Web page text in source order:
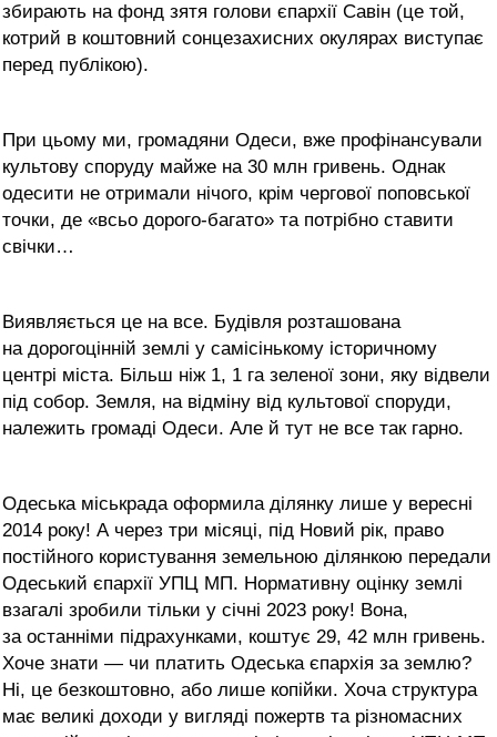
збирають на фонд зятя голови єпархії Савін (це той,
котрий в коштовний сонцезахисних окулярах виступає
перед публікою).
При цьому ми, громадяни Одеси, вже профінансували
культову споруду майже на 30 млн гривень. Однак
одесити не отримали нічого, крім чергової поповської
точки, де «всьо дорого-багато» та потрібно ставити
свічки…
Виявляється це на все. Будівля розташована
на дорогоцінній землі у самісінькому історичному
центрі міста. Більш ніж 1, 1 га зеленої зони, яку відвели
під собор. Земля, на відміну від культової споруди,
належить громаді Одеси. Але й тут не все так гарно.
Одеська міськрада оформила ділянку лише у вересні
2014 року! А через три місяці, під Новий рік, право
постійного користування земельною ділянкою передали
Одеський єпархії УПЦ МП. Нормативну оцінку землі
взагалі зробили тільки у січні 2023 року! Вона,
за останніми підрахунками, коштує 29, 42 млн гривень.
Хоче знати — чи платить Одеська єпархія за землю?
Ні, це безкоштовно, або лише копійки. Хоча структура
має великі доходи у вигляді пожертв та різномасних